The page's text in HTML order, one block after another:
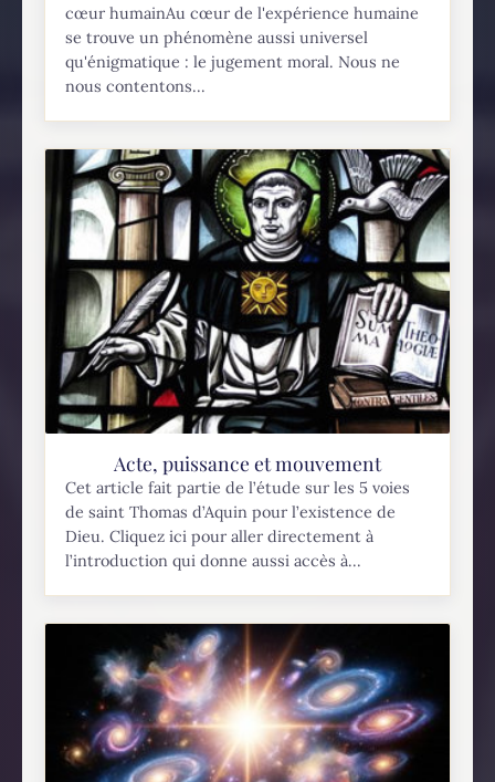
cœur humainAu cœur de l'expérience humaine
se trouve un phénomène aussi universel
qu'énigmatique : le jugement moral. Nous ne
nous contentons...
Acte, puissance et mouvement
Cet article fait partie de l’étude sur les 5 voies
de saint Thomas d’Aquin pour l’existence de
Dieu. Cliquez ici pour aller directement à
l’introduction qui donne aussi accès à...